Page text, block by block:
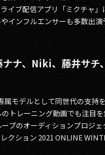
イブ配信アプリ「ミクチャ
インフルエンサーも多数出演
ナ、Niki、藤井サチ
モデルとして同世代の支持
トレーニング動画でも注目
プのオーディションプロジ
クション 2021 ONLINE